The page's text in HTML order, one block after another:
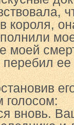
короля,
моей
перебил
голосом:
вновь.